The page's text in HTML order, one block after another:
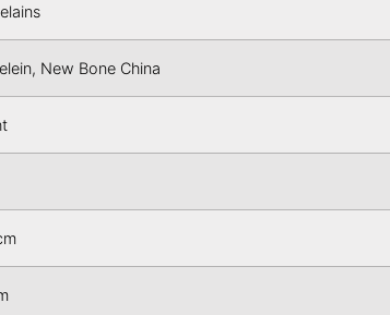
New Bone China